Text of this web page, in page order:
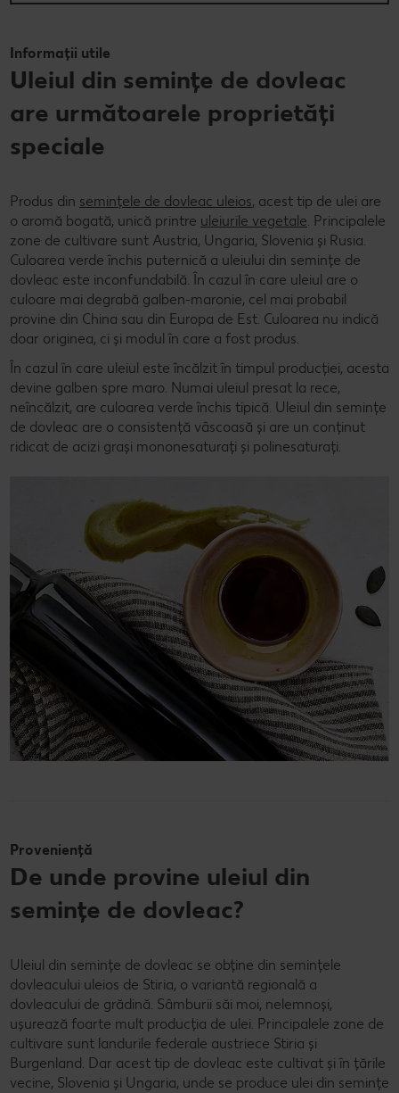
Informații utile
Uleiul din semințe de dovleac
are următoarele proprietăți
speciale
Produs din semințele de dovleac uleios, acest tip de ulei are
o aromă bogată, unică printre uleiurile vegetale . Principalele
zone de cultivare sunt Austria, Ungaria, Slovenia și Rusia.
Culoarea verde închis puternică a uleiului din semințe de
dovleac este inconfundabilă. În cazul în care uleiul are o
culoare mai degrabă galben-maronie, cel mai probabil
provine din China sau din Europa de Est. Culoarea nu indică
doar originea, ci și modul în care a fost produs.
În cazul în care uleiul este încălzit în timpul producției, acesta
devine galben spre maro. Numai uleiul presat la rece,
neîncălzit, are culoarea verde închis tipică. Uleiul din semințe
de dovleac are o consistență vâscoasă și are un conținut
ridicat de acizi grași mononesaturați și polinesaturați.
Proveniență
De unde provine uleiul din
semințe de dovleac?
Uleiul din semințe de dovleac se obține din semințele
dovleacului uleios de Stiria, o variantă regională a
dovleacului de grădină. Sâmburii săi moi, nelemnoși,
ușurează foarte mult producția de ulei. Principalele zone de
cultivare sunt landurile federale austriece Stiria și
Burgenland. Dar acest tip de dovleac este cultivat și în țările
vecine, Slovenia și Ungaria, unde se produce ulei din semințe